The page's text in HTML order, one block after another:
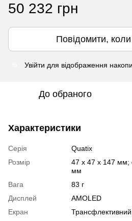
50 232 грн
Повідомити, коли
Увійти для відображення
До обраного
Характеристики
Серія
Quatix
Розмір
47 x 47 x 147 мм;
мм
Вага
83 г
Дисплей
AMOLED
Екран